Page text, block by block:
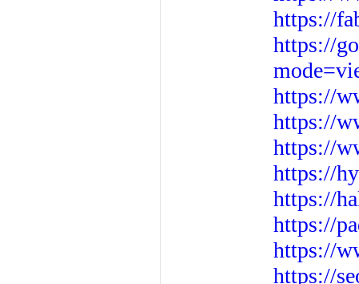
https://
https://
https://
https://
https://
https://
https://
https://
https://
https://